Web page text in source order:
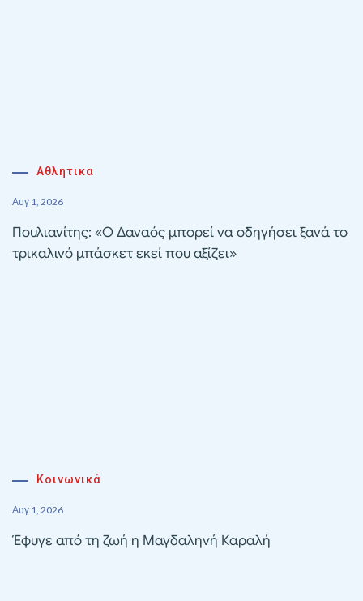
Αθλητικα
Αυγ 1, 2026
Πουλιανίτης: «Ο Δαναός μπορεί να οδηγήσει ξανά το
τρικαλινό μπάσκετ εκεί που αξίζει»
Κοινωνικά
Αυγ 1, 2026
Έφυγε από τη ζωή η Μαγδαληνή Καραλή